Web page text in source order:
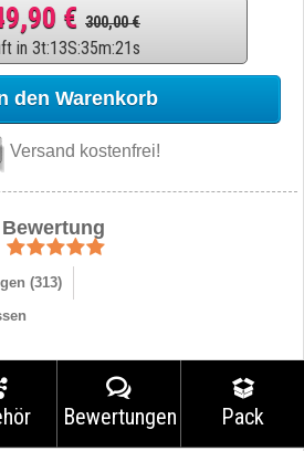
€ 300,00 €
in 3t:13S:35m:20s
den Warenkorb
Versand kostenfrei!
Bewertung
(313)
Bewertungen Pack